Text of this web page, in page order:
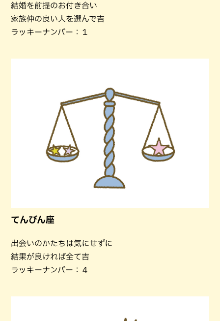
結婚を前提のお付き合い
家族仲の良い人を選んで吉
ラッキーナンバー：１
てんびん座
出会いのかたちは気にせずに
結果が良ければ全て吉
ラッキーナンバー：４